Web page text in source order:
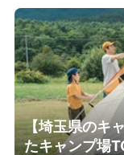
【埼玉県のキ
たキャンプ場